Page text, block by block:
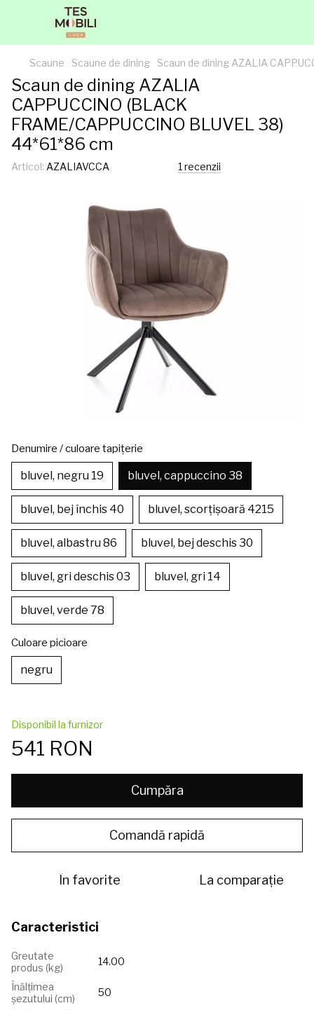
Scaune Scaune de dining Scaun de dining AZALIA
Scaun de dining AZALIA
CAPPUCCINO (BLACK
FRAME/CAPPUCCINO BLUVEL 38)
44*61*86 cm
Articol: AZALIAVCCA 1 recenzii
Denumire / culoare tapițerie
bluvel, negru 19 bluvel, cappuccino 38
bluvel, bej închis 40 bluvel, scorțișoară 4215
bluvel, albastru 86 bluvel, bej deschis 30
bluvel, gri deschis 03 bluvel, gri 14
bluvel, verde 78
Culoare picioare
negru
Disponibil la furnizor
541 RON
Cumpăra
Comandă rapidă
În favorite La comparație
Caracteristici
Greutate
produs (kg)
14.00
Înălțimea
șezutului (сm)
50